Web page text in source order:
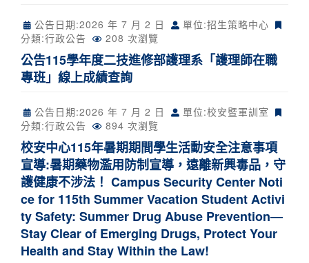
公告日期:2026 年 7 月 2 日
單位:招生策略中心
分類:行政公告 208 次瀏覽
公告115學年度二技進修部護理系「護理師在職
專班」線上成績查詢
公告日期:2026 年 7 月 2 日
單位:校安暨軍訓室
分類:行政公告 894 次瀏覽
校安中心115年暑期期間學生活動安全注意事項
宣導:暑期藥物濫用防制宣導，遠離新興毒品，守
護健康不涉法！ Campus Security Center Noti
ce for 115th Summer Vacation Student Activi
ty Safety: Summer Drug Abuse Prevention—
Stay Clear of Emerging Drugs, Protect Your
Health and Stay Within the Law!